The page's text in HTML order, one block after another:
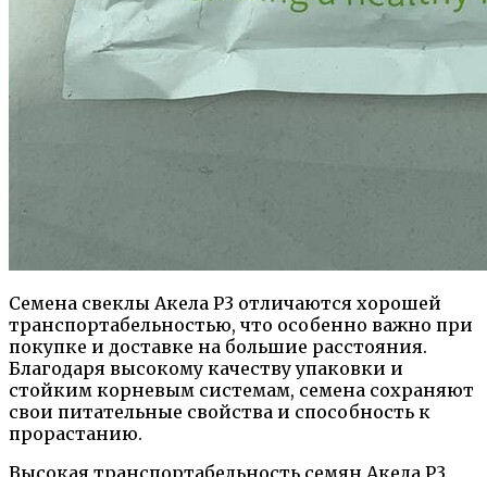
Семена свеклы Акела Р3 отличаются хорошей
транспортабельностью, что особенно важно при
покупке и доставке на большие расстояния.
Благодаря высокому качеству упаковки и
стойким корневым системам, семена сохраняют
свои питательные свойства и способность к
прорастанию.